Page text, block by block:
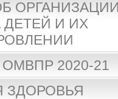
И ИХ
2020-21
ЗДОРОВЬЯ